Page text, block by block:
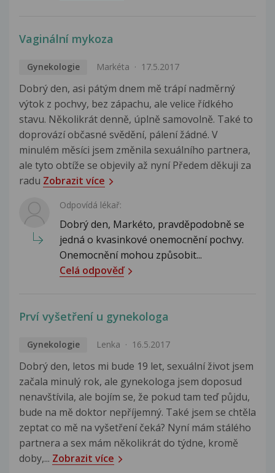
Vaginální mykoza
Gynekologie Markéta 17.5.2017
Dobrý den, asi pátým dnem mě trápí nadměrný
výtok z pochvy, bez zápachu, ale velice řídkého
stavu. Několikrát denně, úplně samovolně. Také to
doprovází občasné svědění, pálení žádné. V
minulém měsíci jsem změnila sexuálního partnera,
ale tyto obtíže se objevily až nyní Předem děkuji za
radu Zobrazit více
Odpovídá lékař:
Dobrý den, Markéto, pravděpodobně se
jedná o kvasinkové onemocnění pochvy.
Onemocnění mohou způsobit...
Celá odpověď
Prví vyšetření u gynekologa
Gynekologie Lenka 16.5.2017
Dobrý den, letos mi bude 19 let, sexuální život jsem
začala minulý rok, ale gynekologa jsem doposud
nenavštívila, ale bojím se, že pokud tam teď půjdu,
bude na mě doktor nepříjemný. Také jsem se chtěla
zeptat co mě na vyšetření čeká? Nyní mám stálého
partnera a sex mám několikrát do týdne, kromě
doby,... Zobrazit více